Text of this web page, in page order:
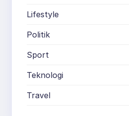
Lifestyle
Politik
Sport
Teknologi
Travel